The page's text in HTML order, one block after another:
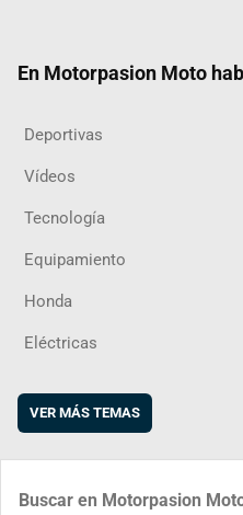
En Motorpasion Moto
Deportivas
Vídeos
Tecnología
Equipamiento
Honda
Eléctricas
VER MÁS TEMAS